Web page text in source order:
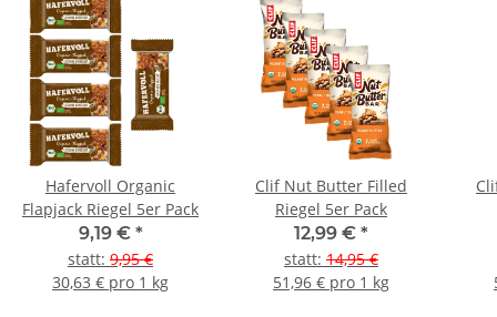
Hafervoll Organic
Flapjack Riegel 5er Pack
9,19 € *
statt: 9,95 €
30,63 € pro 1 kg
Clif Nut Butter Filled
Riegel 5er Pack
12,99 € *
statt: 14,95 €
51,96 € pro 1 kg